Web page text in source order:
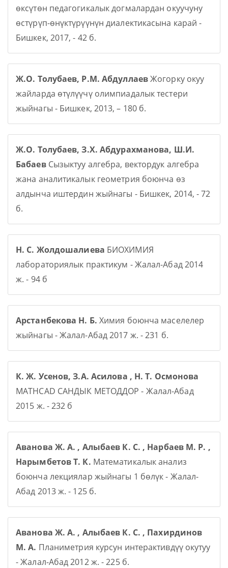
өксүтөн педагогикалык догмалардан окуучуну
өстүрүп-өнүктүрүүнүн диалектикасына карай -
Бишкек, 2017, - 42 б.
Ж.О. Толубаев, Р.М. АбдуллаевЖогорку окуу
жайларда өтүлүүчү олимпиадалык тестери
жыйнагы - Бишкек, 2013, – 180 б.
Ж.О. Толубаев, З.Х. Абдурахманова, Ш.И.
БабаевСызыктуу алгебра, вектордук алгебра
жана аналитикалык геометрия боюнча өз
алдынча иштердин жыйнагы - Бишкек, 2014, - 72
б.
Н. С. Жолдошалиева БИОХИМИЯ
лабораториялык практикум - Жалал-Абад 2014
ж. - 94 б
Арстанбекова Н. Б. Химия боюнча маселелер
жыйнагы - Жалал-Абад 2017 ж. - 231 б.
К. Ж. Усенов, З.А. Асилова , Н. Т. Осмонова
MATHCAD САНДЫК МЕТОДДОР - Жалал-Абад
2015 ж. - 232 б
Аванова Ж. А. , Алыбаев К. С. , Нарбаев М. Р. ,
Нарымбетов Т. К. Математикалык анализ
боюнча лекциялар жыйнагы 1 бөлүк - Жалал-
Абад 2013 ж. - 125 б.
Аванова Ж. А. , Алыбаев К. С. , Пахирдинов
М. А. Планиметрия курсун интерактивдүү окутуу
- Жалал-Абад 2012 ж. - 225 б.